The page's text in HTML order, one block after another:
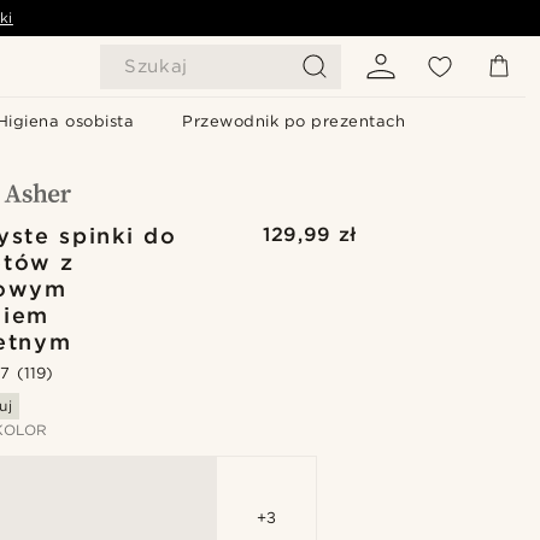
Szukaj
osobista Przewodnik po prezentach
spinki do
z
129,99 zł
(119)
+3